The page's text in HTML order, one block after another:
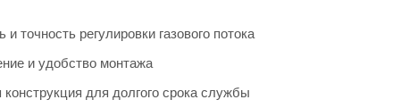
точность регулировки газового потока
и удобство монтажа
для долгого срока службы